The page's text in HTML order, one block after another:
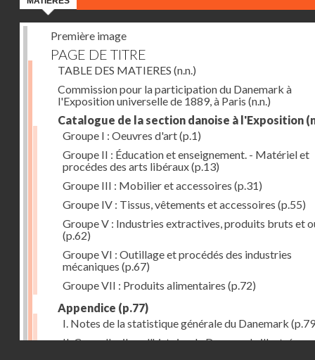
Première image
PAGE DE TITRE
TABLE DES MATIERES (n.n.)
Commission pour la participation du Danemark à
l'Exposition universelle de 1889, à Paris (n.n.)
Catalogue de la section danoise à l'Exposition
Groupe I : Oeuvres d'art(p.1)
Groupe II : Éducation et enseignement. - Matériel et
procédes des arts libéraux(p.13)
Groupe III : Mobilier et accessoires (p.31)
Groupe IV : Tissus, vêtements et accessoires (p.55)
Groupe V : Industries extractives, produits bruts et
(p.62)
Groupe VI : Outillage et procédés des industries
mécaniques (p.67)
Groupe VII : Produits alimentaires (p.72)
Appendice (p.77)
I. Notes de la statistique générale du Danemark
II. Coup d'oeil sur l'histoire de Danemark, illustrée